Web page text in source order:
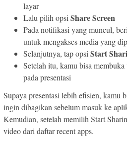
layar
Lalu pilih opsiShare Screen
Pada notifikasi yang muncul,
untuk mengakses media yang
Selanjutnya, tap opsiStart
Setelah itu, kamu bisa
pada presentasi
Supaya presentasi lebih efisien, kamu
ingin dibagikan sebelum masuk ke
Kemudian, setelah memilih Start
video dari daftar recent apps.